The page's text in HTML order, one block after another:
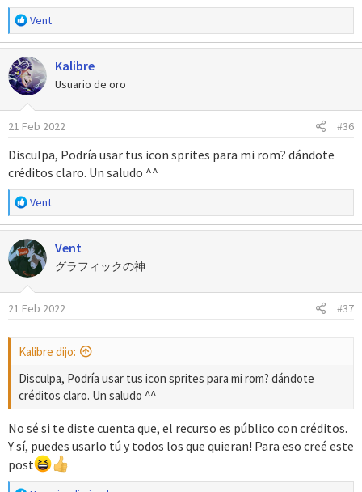
R
e
a
c
c
i
o
n
s
:
Vent
Kalibre
Usuario de oro
21 Feb 2022 #36
Disculpa, Podría usar tus icon sprites para mi rom? dándote
créditos claro. Un saludo ^^
R
e
a
c
c
i
o
n
:
Vent
Vent
グラフィックの神
21 Feb 2022 #37
Kalibre dijo:
Disculpa, Podría usar tus icon sprites para mi rom? dándote
créditos claro. Un saludo ^^
No sé si te diste cuenta que, el recurso es público con créditos.
Y sí, puedes usarlo tú y todos los que quieran! Para eso creé este
post